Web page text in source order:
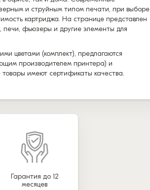
и струйным типом печати, при выборе
картриджа. На странице представлен
фьюзеры и другие элементы для
цветами (комплект), предлагаются
производителем принтера) и
имеют сертификаты качества.
Гарантия до 12
месяцев